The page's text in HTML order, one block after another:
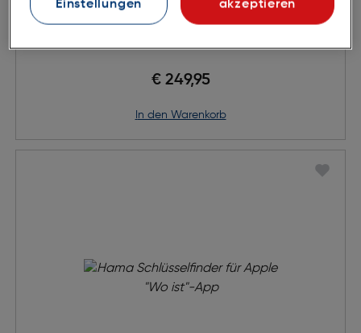
Nikon FTZ II Bajonett Adapter
€ 249,95
in den Warenkorb
Einstellungen
akzeptieren